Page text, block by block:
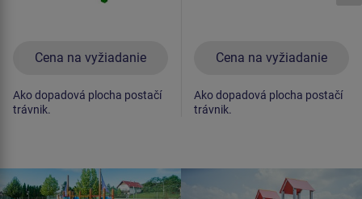
Cena na vyžiadanie
Ako dopadová plocha postačí
trávnik.
Cena na vyžiadanie
Ako dopadová plocha postačí
trávnik.